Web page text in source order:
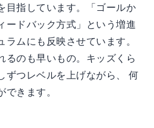
目指しています。「ゴールか
ードバック方式」という増進
ムにも反映させています。
るのも早いもの。キッズくら
ずつレベルを上げながら、 何
きます。